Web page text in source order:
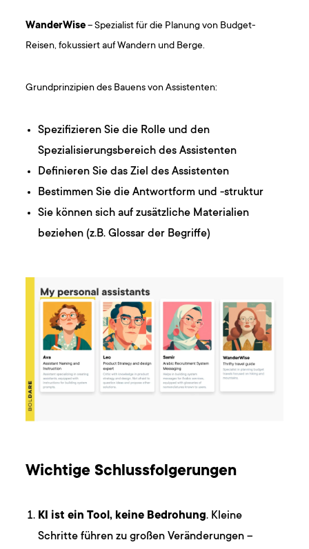
WanderWise– Spezialist für die Planung von Budget-
Reisen, fokussiert auf Wandern und Berge.
Grundprinzipien des Bauens von Assistenten:
Spezifizieren Sie die Rolle und den
Spezialisierungsbereich des Assistenten
Definieren Sie das Ziel des Assistenten
Bestimmen Sie die Antwortform und -struktur
Sie können sich auf zusätzliche Materialien
beziehen (z.B. Glossar der Begriffe)
Wichtige Schlussfolgerungen
KI ist ein Tool, keine Bedrohung. Kleine
Schritte führen zu großen Veränderungen –